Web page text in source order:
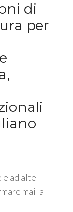
di
per
ad alte
mai la